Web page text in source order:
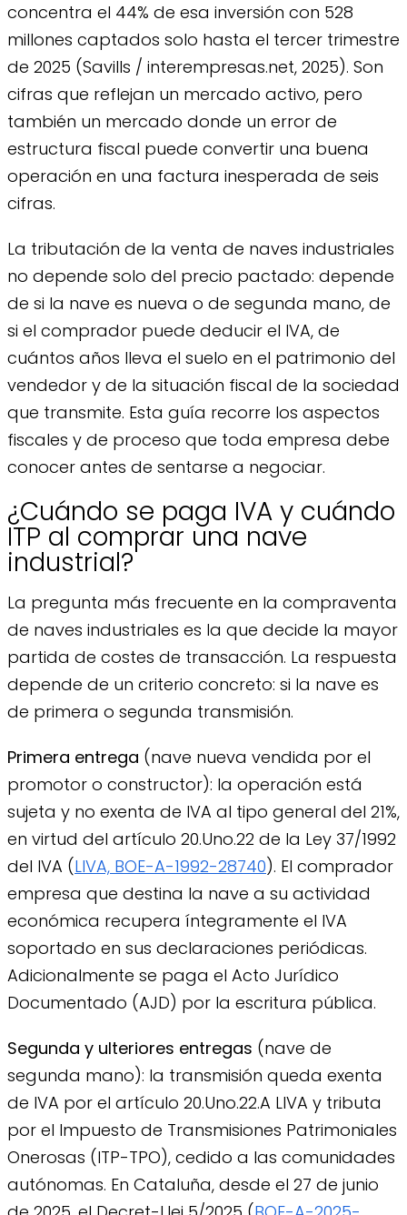
concentra el 44% de esa inversión con 528
millones captados solo hasta el tercer trimestre
de 2025 (Savills / interempresas.net, 2025). Son
cifras que reflejan un mercado activo, pero
también un mercado donde un error de
estructura fiscal puede convertir una buena
operación en una factura inesperada de seis
cifras.
La tributación de la venta de naves industriales
no depende solo del precio pactado: depende
de si la nave es nueva o de segunda mano, de
si el comprador puede deducir el IVA, de
cuántos años lleva el suelo en el patrimonio del
vendedor y de la situación fiscal de la sociedad
que transmite. Esta guía recorre los aspectos
fiscales y de proceso que toda empresa debe
conocer antes de sentarse a negociar.
¿Cuándo se paga IVA y cuándo
ITP al comprar una nave
industrial?
La pregunta más frecuente en la compraventa
de naves industriales es la que decide la mayor
partida de costes de transacción. La respuesta
depende de un criterio concreto: si la nave es
de primera o segunda transmisión.
Primera entrega (nave nueva vendida por el
promotor o constructor): la operación está
sujeta y no exenta de IVA al tipo general del 21%,
en virtud del artículo 20.Uno.22 de la Ley 37/1992
del IVA (LIVA, BOE-A-1992-28740). El comprador
empresa que destina la nave a su actividad
económica recupera íntegramente el IVA
soportado en sus declaraciones periódicas.
Adicionalmente se paga el Acto Jurídico
Documentado (AJD) por la escritura pública.
Segunda y ulteriores entregas (nave de
segunda mano): la transmisión queda exenta
de IVA por el artículo 20.Uno.22.A LIVA y tributa
por el Impuesto de Transmisiones Patrimoniales
Onerosas (ITP-TPO), cedido a las comunidades
autónomas. En Cataluña, desde el 27 de junio